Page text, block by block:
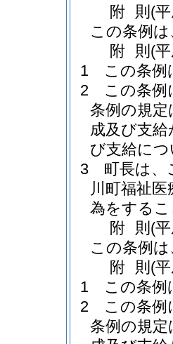
附 則 (
この条例
附 則 (
1
この条例
2
この条例
条例の規定
成及び支
び支給に
3
町長は、
川町福祉
為をする
附 則 (
この条例
附 則 (
1
この条例
2
この条例
条例の規定